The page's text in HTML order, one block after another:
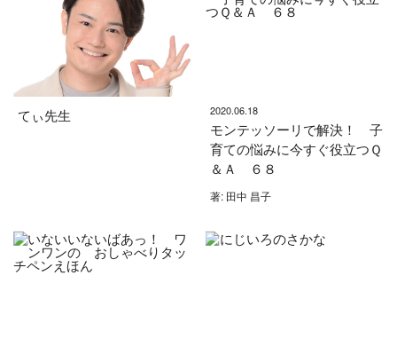
てぃ先生 2020.06.18
モンテッソーリで解決！ 子
育ての悩みに今すぐ役立つＱ
＆Ａ ６８
著: 田中 昌子